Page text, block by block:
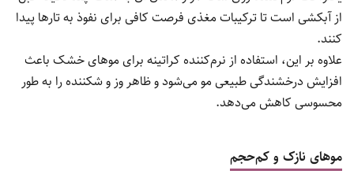
از آبکشی است تا ترکیبات مغذی فرصت کافی برای نفوذ به تارها پیدا
کنند.
علاوه بر این، استفاده از نرم‌کننده کراتینه برای موهای خشک باعث
افزایش درخشندگی طبیعی مو می‌شود و ظاهر وز و شکننده را به طور
محسوسی کاهش می‌دهد.
موهای نازک و کم‌حجم